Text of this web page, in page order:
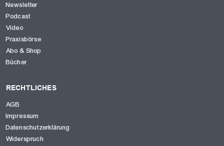
Newsletter
Podcast
Video
Praxisbörse
Abo & Shop
Bücher
RECHTLICHES
AGB
Impressum
Datenschutzerklärung
Widerspruch